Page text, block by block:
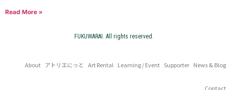
Read More »
FUKUWARAI. All rights reserved.
About アトリエにっと Art Rental Learning / Event Supporter News & Blog
Contact